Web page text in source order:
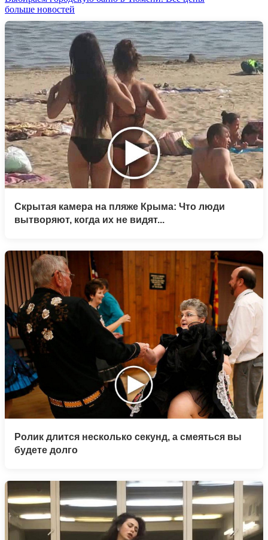
больше новостей
Скрытая камера на пляже Крыма: Что люди
вытворяют, когда их не видят...
Ролик длится несколько секунд, а смеяться вы
будете долго